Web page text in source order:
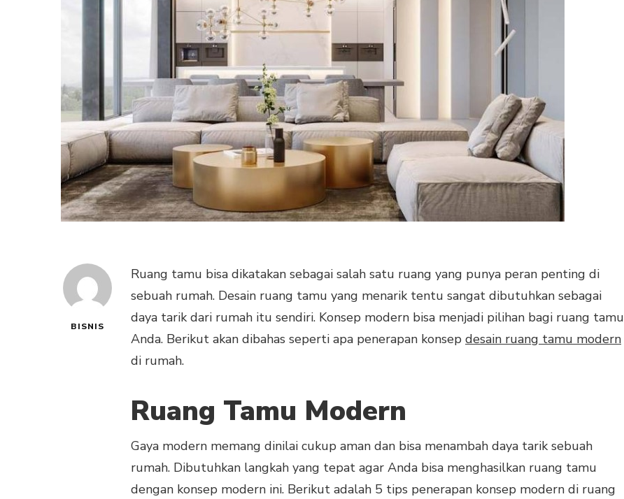
BISNIS
Ruang tamu bisa dikatakan sebagai salah satu ruang yang punya peran penting di
sebuah rumah. Desain ruang tamu yang menarik tentu sangat dibutuhkan sebagai
daya tarik dari rumah itu sendiri. Konsep modern bisa menjadi pilihan bagi ruang tamu
Anda. Berikut akan dibahas seperti apa penerapan konsep desain ruang tamu modern
di rumah.
Ruang Tamu Modern
Gaya modern memang dinilai cukup aman dan bisa menambah daya tarik sebuah
rumah. Dibutuhkan langkah yang tepat agar Anda bisa menghasilkan ruang tamu
dengan konsep modern ini. Berikut adalah 5 tips penerapan konsep modern di ruang